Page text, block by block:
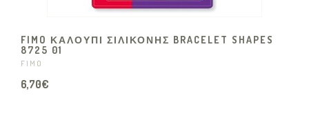
FIMO ΚΑΛΟΥΠΙ ΣΙΛΙΚΟΝΗΣ BRACELET SHAPES
8725 01
FIMO
6,70€